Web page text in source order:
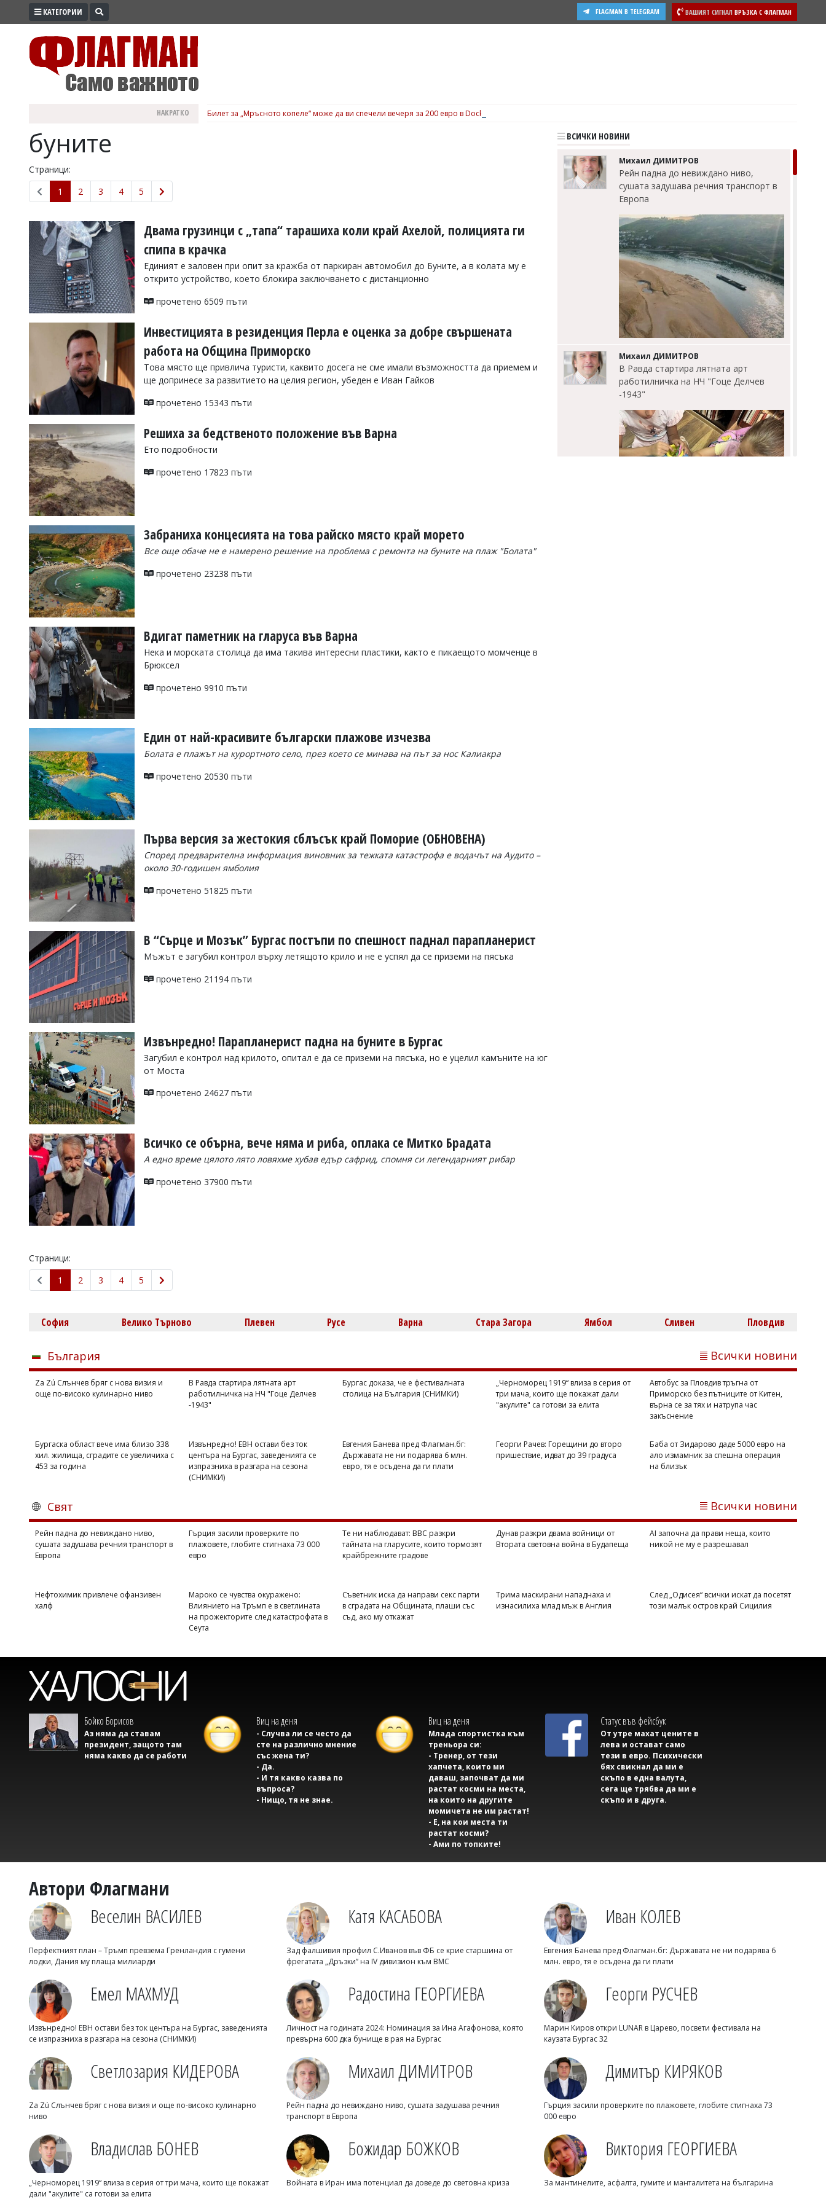
ПРОМО
КУЛТУРА
ЗДРАВЕ
ПОЛИТИКА
ОБЩИНИ
ОБЩЕСТВО
ЛАЙФСТАЙЛ
ВОЙНАТА
УКРАЙНА
СПОРТ
РАЗСЛЕДВАНЕ
Веселин
Василев,
v.vasilev@flagman.bg
Касабова,
k.kassabova@flagman.bg
Главен
редактор:
Колев,
office@flagman.bg
Коментарите
статиите
въвеждат
читателите
редакцията
отговорност
откриете
коментар,
сигнализирайте
КАТЕГОРИИ ВАШИЯТ СИГНАЛ ВРЪЗКА С ФЛАГМАН
FLAGMAN В TELEGRAM
НАКРАТКО Билет за „Мръсното копеле“ може да ви спечели вечеря за 200 евро в Dock 5, вижте подробности
буните
Страници:
1
2 3 4 5
Двама грузинци с „тапа“ тарашиха коли край Ахелой, полицията ги
спипа в крачка
Единият е заловен при опит за кражба от паркиран автомобил до Буните, а в колата му е
открито устройство, което блокира заключването с дистанционно
прочетено 6509 пъти
Инвестицията в резиденция Перла е оценка за добре свършената
работа на Община Приморско
Това място ще привлича туристи, каквито досега не сме имали възможността да приемем и
ще допринесе за развитието на целия регион, убеден е Иван Гайков
прочетено 15343 пъти
Решиха за бедственото положение във Варна
Ето подробности
прочетено 17823 пъти
Забраниха концесията на това райско място край морето
Все още обаче не е намерено решение на проблема с ремонта на буните на плаж "Болата"
прочетено 23238 пъти
Вдигат паметник на гларуса във Варна
Нека и морската столица да има такива интересни пластики, както е пикаещото момченце в
Брюксел
прочетено 9910 пъти
Един от най-красивите български плажове изчезва
Болата е плажът на курортното село, през което се минава на път за нос Калиакра
прочетено 20530 пъти
Първа версия за жестокия сблъсък край Поморие (ОБНОВЕНА)
Според предварителна информация виновник за тежката катастрофа е водачът на Аудито –
около 30-годишен ямболия
прочетено 51825 пъти
В “Сърце и Мозък” Бургас постъпи по спешност паднал парапланерист
Мъжът е загубил контрол върху летящото крило и не е успял да се приземи на пясъка
прочетено 21194 пъти
Извънредно! Парапланерист падна на буните в Бургас
Загубил е контрол над крилото, опитал е да се приземи на пясъка, но е уцелил камъните на юг
от Моста
прочетено 24627 пъти
Всичко се обърна, вече няма и риба, оплака се Митко Брадата
А едно време цялото лято ловяхме хубав едър сафрид, спомня си легендарният рибар
прочетено 37900 пъти
Страници:
1
2 3 4 5
ВСИЧКИ НОВИНИ
Михаил ДИМИТРОВ
Рейн падна до невиждано ниво,
сушата задушава речния транспорт в
Европа
Михаил ДИМИТРОВ
В Равда стартира лятната арт
работилничка на НЧ "Гоце Делчев
-1943"
453 за година
Михаил ДИМИТРОВ
на прожекторите след катастрофата в
пришествие, идват до 39 градуса
София Велико Търново Плевен Русе Варна Стара Загора Ямбол Сливен Пловдив
България Всички новини
Za Zú Слънчев бряг с нова визия и
още по-високо кулинарно ниво
В Равда стартира лятната арт
работилничка на НЧ "Гоце Делчев
-1943"
Бургас доказа, че е фестивалната
столица на България (СНИМКИ)
„Черноморец 1919“ влиза в серия от
три мача, които ще покажат дали
"акулите" са готови за елита
Автобус за Пловдив тръгна от
Приморско без пътниците от Китен,
върна се за тях и натрупа час
закъснение
Бургаска област вече има близо 338
хил. жилища, сградите се увеличиха с
453 за година
Извънредно! ЕВН остави без ток
центъра на Бургас, заведенията се
изпразниха в разгара на сезона
(СНИМКИ)
Евгения Банева пред Флагман.бг:
Държавата не ни подарява 6 млн.
евро, тя е осъдена да ги плати
Георги Рачев: Горещини до второ
пришествие, идват до 39 градуса
Баба от Зидарово даде 5000 евро на
ало измамник за спешна операция
на близък
Свят Всички новини
Рейн падна до невиждано ниво,
сушата задушава речния транспорт в
Европа
Гърция засили проверките по
плажовете, глобите стигнаха 73 000
евро
Те ни наблюдават: BBC разкри
тайната на гларусите, които тормозят
крайбрежните градове
Дунав разкри двама войници от
Втората световна война в Будапеща
AI започна да прави неща, които
никой не му е разрешавал
Нефтохимик привлече офанзивен
халф
Мароко се чувства окуражено:
Влиянието на Тръмп е в светлината
на прожекторите след катастрофата в
Сеута
Съветник иска да направи секс парти
в сградата на Общината, плаши със
съд, ако му откажат
Трима маскирани нападнаха и
изнасилиха млад мъж в Англия
След „Одисея“ всички искат да посетят
този малък остров край Сицилия
Бойко Борисов
Аз няма да ставам
президент, защото там
няма какво да се работи
Виц на деня
- Случва ли се често да
сте на различно мнение
със жена ти?
- Да.
- И тя какво казва по
въпроса?
- Нищо, тя не знае.
Виц на деня
Млада спортистка към
треньора си:
- Тренер, от тези
хапчета, които ми
даваш, започват да ми
растат косми на места,
на които на другите
момичета не им растат!
- Е, на кои места ти
растат косми?
- Ами по топките!
Статус във фейсбук
От утре махат цените в
лева и остават само
тези в евро. Психически
бях свикнал да ми е
скъпо в една валута,
сега ще трябва да ми е
скъпо и в друга.
Автори Флагмани
Веселин ВАСИЛЕВ
Перфектният план – Тръмп превзема Гренландия с гумени
лодки, Дания му плаща милиарди
Катя КАСАБОВА
Зад фалшивия профил С.Иванов във ФБ се крие старшина от
фрегатата „Дръзки” на IV дивизион към ВМС
Иван КОЛЕВ
Евгения Банева пред Флагман.бг: Държавата не ни подарява 6
млн. евро, тя е осъдена да ги плати
Емел МАХМУД
Извънредно! ЕВН остави без ток центъра на Бургас, заведенията
се изпразниха в разгара на сезона (СНИМКИ)
Радостина ГЕОРГИЕВА
Личност на годината 2024: Номинация за Ина Агафонова, която
превърна 600 дка бунище в рая на Бургас
Георги РУСЧЕВ
Марин Киров откри LUNAR в Царево, посвети фестивала на
каузата Бургас 32
Светлозария КИДЕРОВА
Za Zú Слънчев бряг с нова визия и още по-високо кулинарно
ниво
Михаил ДИМИТРОВ
Рейн падна до невиждано ниво, сушата задушава речния
транспорт в Европа
Димитър КИРЯКОВ
Гърция засили проверките по плажовете, глобите стигнаха 73
000 евро
Владислав БОНЕВ
„Черноморец 1919“ влиза в серия от три мача, които ще покажат
дали "акулите" са готови за елита
Божидар БОЖКОВ
Войната в Иран има потенциал да доведе до световна криза
Виктория ГЕОРГИЕВА
За мантинелите, асфалта, гумите и манталитета на българина